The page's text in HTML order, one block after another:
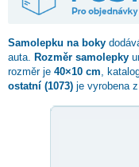
Samolepku na boky
auta.
Rozměr samolepky
rozměr je 40×10 cm ,
ostatní (1073) je vyrobena